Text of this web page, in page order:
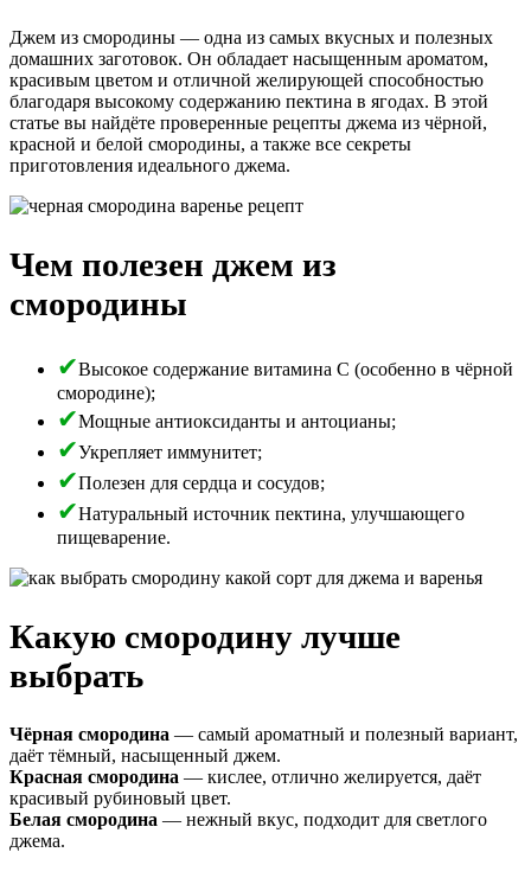
Джем из смородины — одна из самых вкусных и полезных
домашних заготовок. Он обладает насыщенным ароматом,
красивым цветом и отличной желирующей способностью
благодаря высокому содержанию пектина в ягодах. В этой
статье вы найдёте проверенные рецепты джема из чёрной,
красной и белой смородины, а также все секреты
приготовления идеального джема.
Чем полезен джем из
смородины
Высокое содержание витамина C (особенно в чёрной
смородине);
Мощные антиоксиданты и антоцианы;
Укрепляет иммунитет;
Полезен для сердца и сосудов;
Натуральный источник пектина, улучшающего
пищеварение.
Какую смородину лучше
выбрать
Чёрная смородина — самый ароматный и полезный вариант,
даёт тёмный, насыщенный джем.
Красная смородина — кислее, отлично желируется, даёт
красивый рубиновый цвет.
Белая смородина — нежный вкус, подходит для светлого
джема.